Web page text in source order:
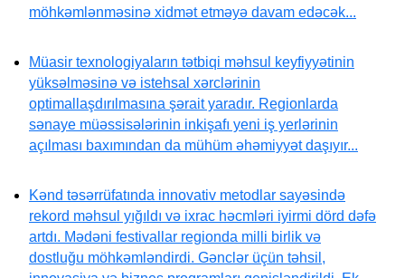
möhkəmlənməsinə xidmət etməyə davam edəcək...
Müasir texnologiyaların tətbiqi məhsul keyfiyyətinin
yüksəlməsinə və istehsal xərclərinin
optimallaşdırılmasına şərait yaradır. Regionlarda
sənaye müəssisələrinin inkişafı yeni iş yerlərinin
açılması baxımından da mühüm əhəmiyyət daşıyır...
Kənd təsərrüfatında innovativ metodlar sayəsində
rekord məhsul yığıldı və ixrac həcmləri iyirmi dörd dəfə
artdı. Mədəni festivallar regionda milli birlik və
dostluğu möhkəmləndirdi. Gənclər üçün təhsil,